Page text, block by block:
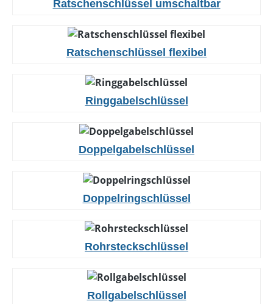
Ratschenschlüssel umschaltbar
Ratschenschlüssel flexibel
Ringgabelschlüssel
Doppelgabelschlüssel
Doppelringschlüssel
Rohrsteckschlüssel
Rollgabelschlüssel